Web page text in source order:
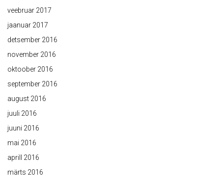
veebruar 2017
jaanuar 2017
detsember 2016
november 2016
oktoober 2016
september 2016
august 2016
juuli 2016
juuni 2016
mai 2016
aprill 2016
märts 2016